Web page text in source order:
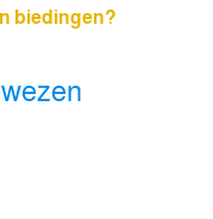
biedingen?